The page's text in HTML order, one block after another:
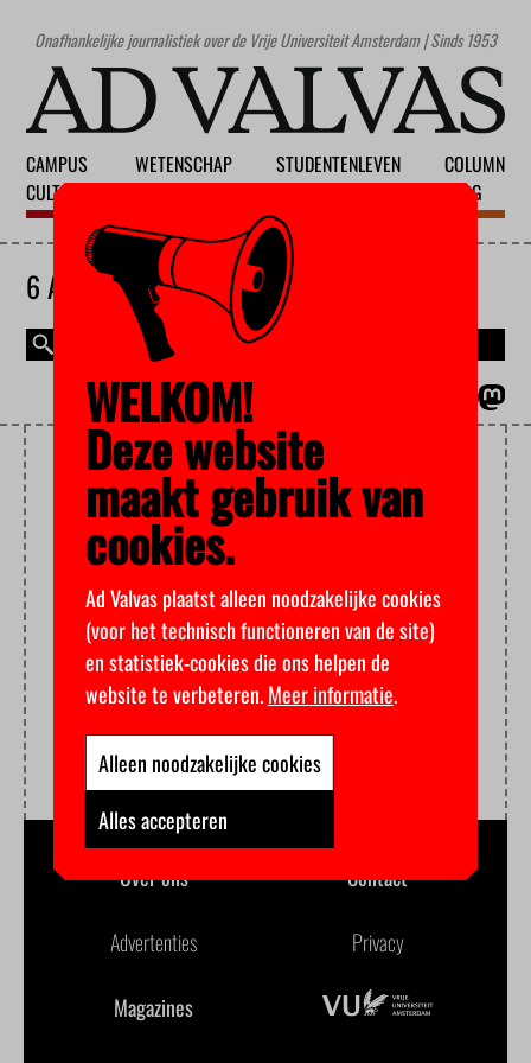
Onafhankelijke journalistiek over de Vrije Universiteit Amsterdam | Sinds 1953
CAMPUS
CULTUUR
WETENSCHAP
STUDENTENLEVEN
COLUMN
BLOG
6 AUGUSTUS 2026
JONGERENPARTIJ
Over ons Contact
Advertenties Privacy
Magazines
WELKOM!
Deze website
maakt gebruik van
cookies.
Ad Valvas plaatst alleen noodzakelijke cookies
(voor het technisch functioneren van de site)
en statistiek-cookies die ons helpen de
website te verbeteren.Meer informatie.
Alleen noodzakelijke cookies
Alles accepteren